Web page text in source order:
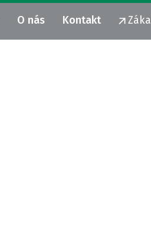
O nás Kontakt